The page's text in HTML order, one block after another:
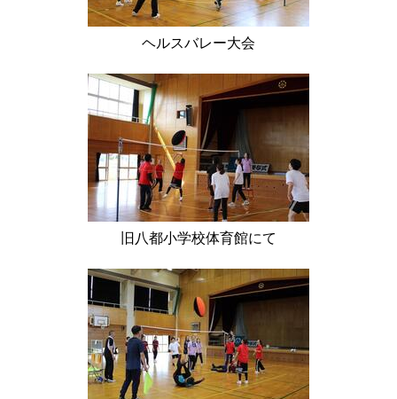
ヘルスバレー大会
旧八都小学校体育館にて